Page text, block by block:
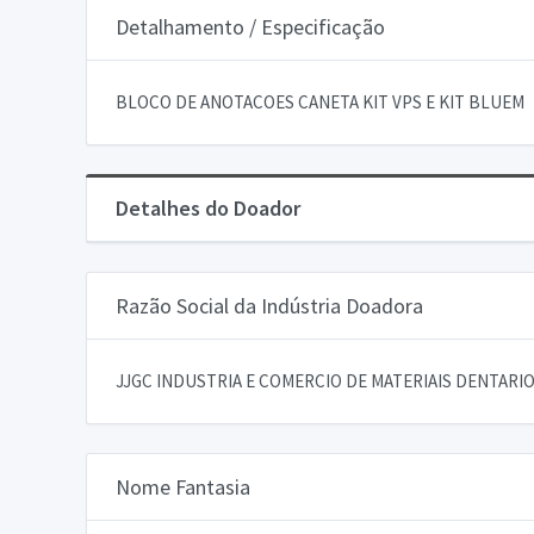
Detalhamento / Especificação
BLOCO DE ANOTACOES CANETA KIT VPS E KIT BLUEM
Detalhes do Doador
Razão Social da Indústria Doadora
JJGC INDUSTRIA E COMERCIO DE MATERIAIS
Nome Fantasia